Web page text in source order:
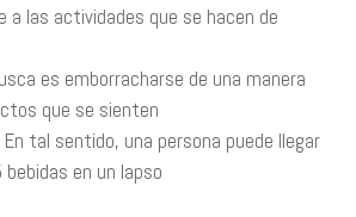
a las actividades que se hacen de
es emborracharse de una manera
que se sienten
tal sentido, una persona puede llegar
en un lapso